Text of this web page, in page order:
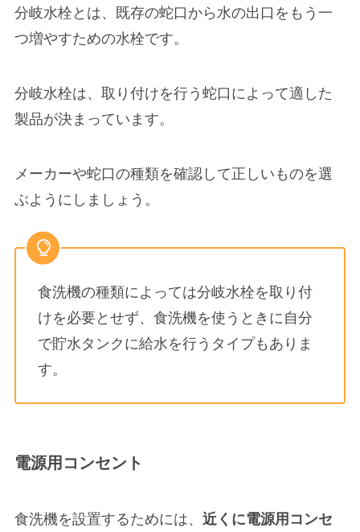
分岐水栓とは、既存の蛇口から水の出口をもう一
つ増やすための水栓です。
分岐水栓は、取り付けを行う蛇口によって適した
製品が決まっています。
メーカーや蛇口の種類を確認して正しいものを選
ぶようにしましょう。
食洗機の種類によっては分岐水栓を取り付
けを必要とせず、食洗機を使うときに自分
で貯水タンクに給水を行うタイプもありま
す。
電源用コンセント
食洗機を設置するためには、 近くに電源用コンセ